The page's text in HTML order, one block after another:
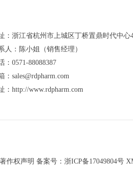
：浙江省杭州市上城区丁桥置鼎时代中
人：陈小姐（销售经理）
：0571-88088387
： sales@rdpharm.com
： http://www.rdpharm.com
著作权声明 备案号： 浙ICP备17049804号